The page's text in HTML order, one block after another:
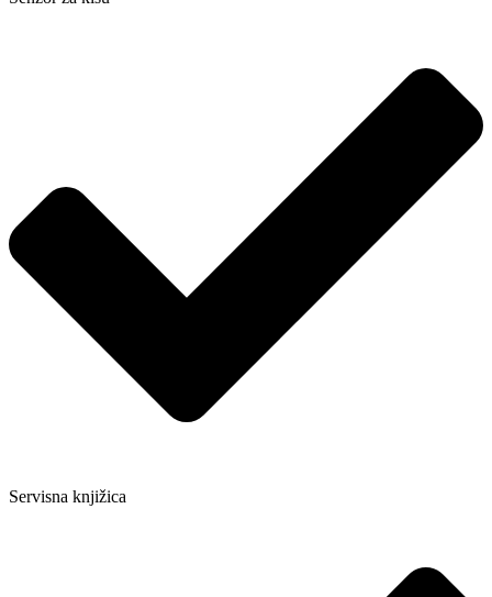
Servisna knjižica